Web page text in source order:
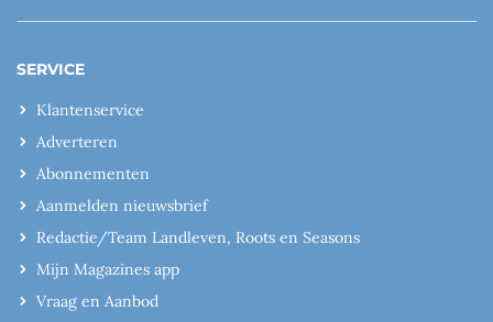
SERVICE
Klantenservice
Adverteren
Abonnementen
Aanmelden nieuwsbrief
Redactie/Team Landleven, Roots en Seasons
Mijn Magazines app
Vraag en Aanbod